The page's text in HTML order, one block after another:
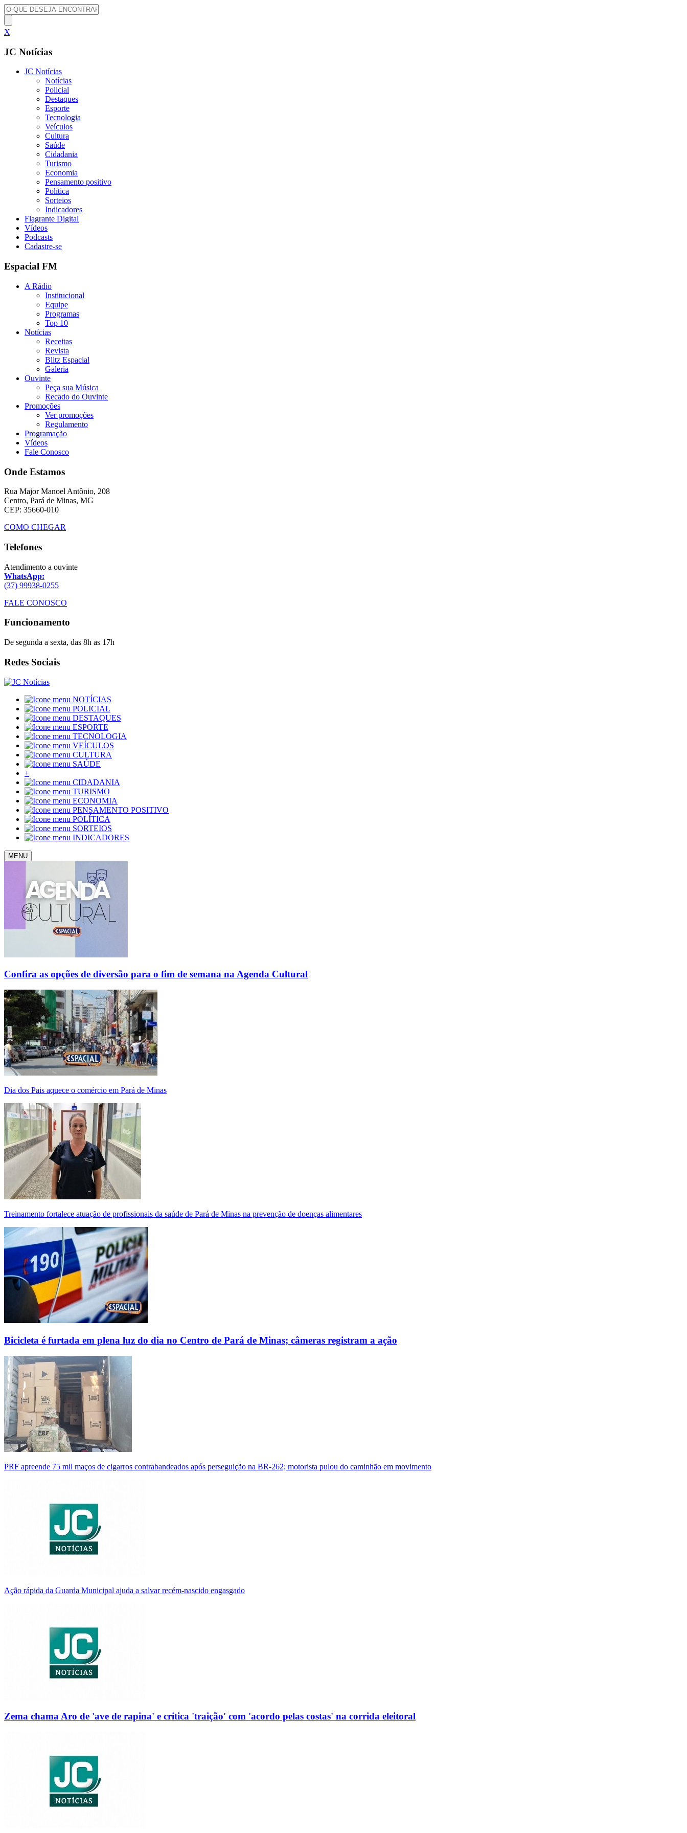
X
JC Notícias
JC Notícias
Notícias
Policial
Destaques
Esporte
Tecnologia
Veículos
Cultura
Saúde
Cidadania
Turismo
Economia
Pensamento positivo
Política
Sorteios
Indicadores
Flagrante Digital
Vídeos
Podcasts
Cadastre-se
Espacial FM
A Rádio
Institucional
Equipe
Programas
Top 10
Notícias
Receitas
Revista
Blitz Espacial
Galeria
Ouvinte
Peça sua Música
Recado do Ouvinte
Promoções
Ver promoções
Regulamento
Programação
Vídeos
Fale Conosco
Onde Estamos
Rua Major Manoel Antônio, 208
Centro, Pará de Minas, MG
CEP: 35660-010
COMO CHEGAR
Telefones
Atendimento a ouvinte
WhatsApp:
(37) 99938-0255
FALE CONOSCO
Funcionamento
De segunda a sexta, das 8h as 17h
Redes Sociais
NOTÍCIAS
POLICIAL
DESTAQUES
ESPORTE
TECNOLOGIA
VEÍCULOS
CULTURA
SAÚDE
+
CIDADANIA
TURISMO
ECONOMIA
PENSAMENTO POSITIVO
POLÍTICA
SORTEIOS
INDICADORES
MENU
Confira as opções de diversão para o fim de semana na Agenda Cultural
Dia dos Pais aquece o comércio em Pará de Minas
Treinamento fortalece atuação de profissionais da saúde de Pará de Minas na prevenção de doenças alimentares
Bicicleta é furtada em plena luz do dia no Centro de Pará de Minas; câmeras registram a ação
PRF apreende 75 mil maços de cigarros contrabandeados após perseguição na BR-262; motorista pulou do caminhão em movimento
Ação rápida da Guarda Municipal ajuda a salvar recém-nascido engasgado
Zema chama Aro de 'ave de rapina' e critica 'traição' com 'acordo pelas costas' na corrida eleitoral